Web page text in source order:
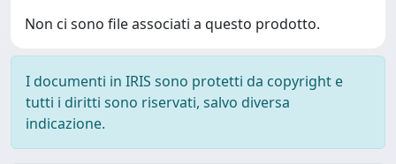
Non ci sono file associati a questo prodotto.
I documenti in IRIS sono protetti da copyright e
tutti i diritti sono riservati, salvo diversa
indicazione.